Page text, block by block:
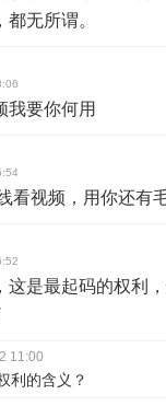
无所谓。
我要你何用
看视频，用你还有
这是最起码的权利
11:00
利的含义？